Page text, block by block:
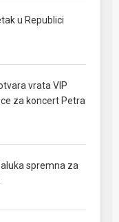
u Republici
vrata VIP
za koncert Petra
spremna za